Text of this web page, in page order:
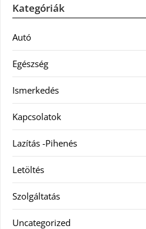
Kategóriák
Autó
Egészség
Ismerkedés
Kapcsolatok
Lazítás -Pihenés
Letöltés
Szolgáltatás
Uncategorized